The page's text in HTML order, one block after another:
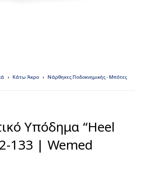
Κάτω Άκρο Νάρθηκες Ποδοκνημικής - Μπότες
Υπόδημα “Heel
133 | Wemed